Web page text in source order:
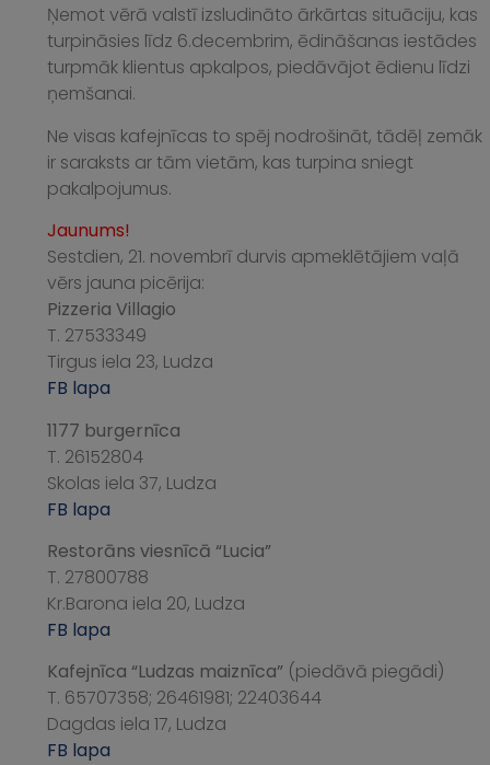
Ņemot vērā valstī izsludināto ārkārtas situāciju, kas
turpināsies līdz 6.decembrim, ēdināšanas iestādes
turpmāk klientus apkalpos, piedāvājot ēdienu līdzi
ņemšanai.
Ne visas kafejnīcas to spēj nodrošināt, tādēļ zemāk
ir saraksts ar tām vietām, kas turpina sniegt
pakalpojumus.
Jaunums!
Sestdien, 21. novembrī durvis apmeklētājiem vaļā
vērs jauna picērija:
Pizzeria Villagio
T. 27533349
Tirgus iela 23, Ludza
FB lapa
1177 burgernīca
T. 26152804
Skolas iela 37, Ludza
FB lapa
Restorāns viesnīcā “Lucia”
T. 27800788
Kr.Barona iela 20, Ludza
FB lapa
Kafejnīca “Ludzas maiznīca” (piedāvā piegādi)
T. 65707358; 26461981; 22403644
Dagdas iela 17, Ludza
FB lapa